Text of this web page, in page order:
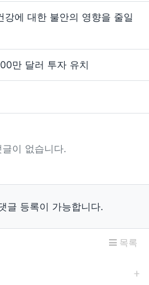
강에 대한 불안의 영향을 줄일
만 달러 투자 유치
이 없습니다.
글 등록이 가능합니다.
목록